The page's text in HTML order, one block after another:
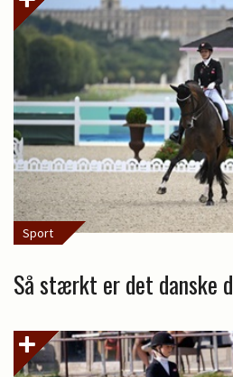
Sport
Så stærkt er det danske